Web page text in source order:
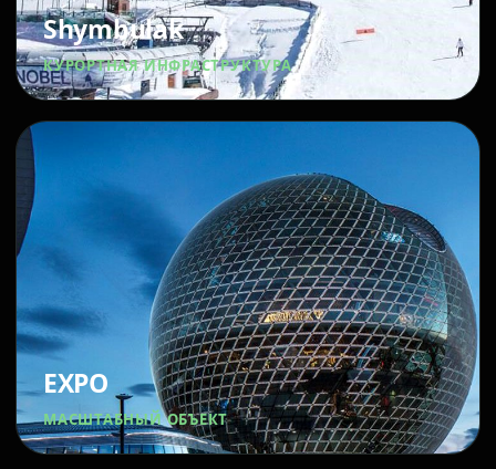
Shymbulak
КУРОРТНАЯ ИНФРАСТРУКТУРА
EXPO
МАСШТАБНЫЙ ОБЪЕКТ